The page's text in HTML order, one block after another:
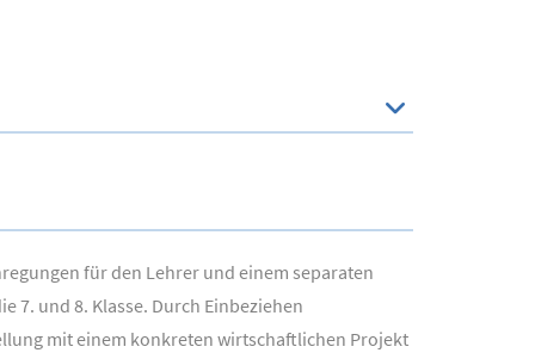
für den Lehrer und einem separaten
7. und 8. Klasse. Durch Einbeziehen
mit einem konkreten wirtschaftlichen Projekt